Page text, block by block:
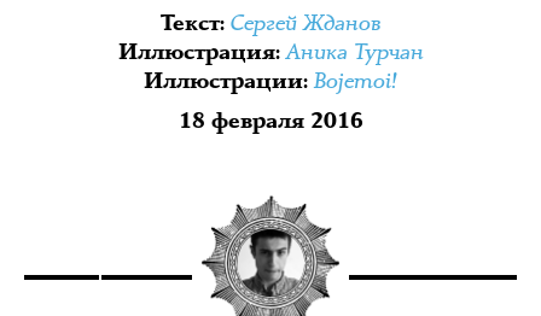
Текст: Сергей Жданов
Иллюстрация:Аника Турчан
Иллюстрации:Bojemoi!
18 февраля 2016